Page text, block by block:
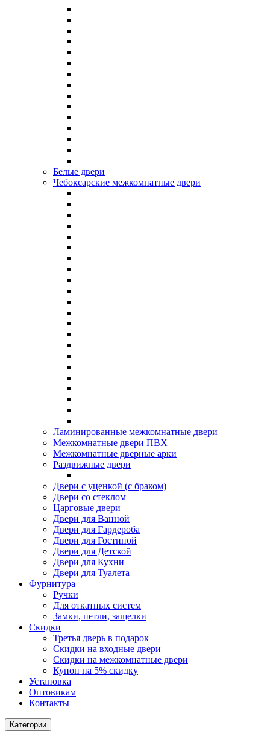
Белые двери
Чебоксарские межкомнатные двери
Ламинированные межкомнатные двери
Межкомнатные двери ПВХ
Межкомнатные дверные арки
Раздвижные двери
Двери с уценкой (с браком)
Двери со стеклом
Царговые двери
Двери для Ванной
Двери для Гардероба
Двери для Гостиной
Двери для Детской
Двери для Кухни
Двери для Туалета
Фурнитура
Ручки
Для откатных систем
Замки, петли, защелки
Скидки
Третья дверь в подарок
Скидки на входные двери
Скидки на межкомнатные двери
Купон на 5% скидку
Установка
Оптовикам
Контакты
Категории